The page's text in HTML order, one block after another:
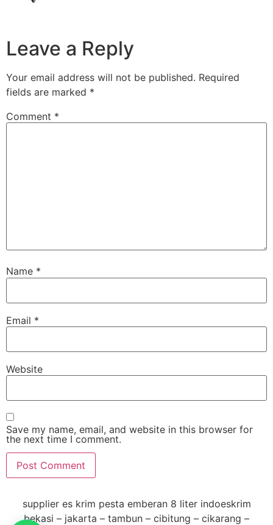
Leave a Reply
Your email address will not be published. Required
fields are marked *
Comment *
Name *
Email *
Website
Save my name, email, and website in this browser for
the next time I comment.
supplier es krim pesta emberan 8 liter indoeskrim
bekasi – jakarta – tambun – cibitung – cikarang –